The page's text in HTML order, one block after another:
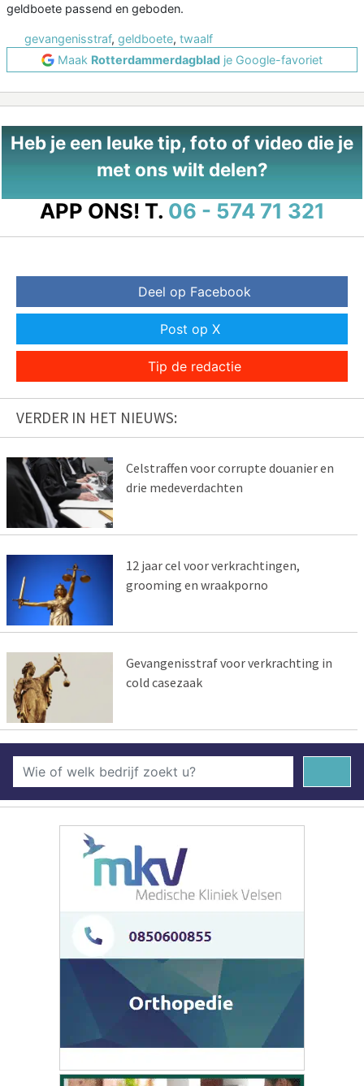
geldboete passend en geboden.
gevangenisstraf, geldboete, twaalf
Maak Rotterdammerdagblad je Google-favoriet
Heb je een leuke tip, foto of video die je
met ons wilt delen?
APP ONS! T. 06 - 574 71 321
Deel op Facebook
Post op X
Tip de redactie
VERDER IN HET NIEUWS:
Celstraffen voor corrupte douanier en
drie medeverdachten
12 jaar cel voor verkrachtingen,
grooming en wraakporno
Gevangenisstraf voor verkrachting in
cold casezaak